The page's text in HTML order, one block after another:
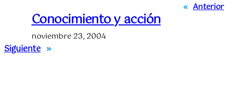
« Anterior
Conocimiento y acción
noviembre 23, 2004
Siguiente »